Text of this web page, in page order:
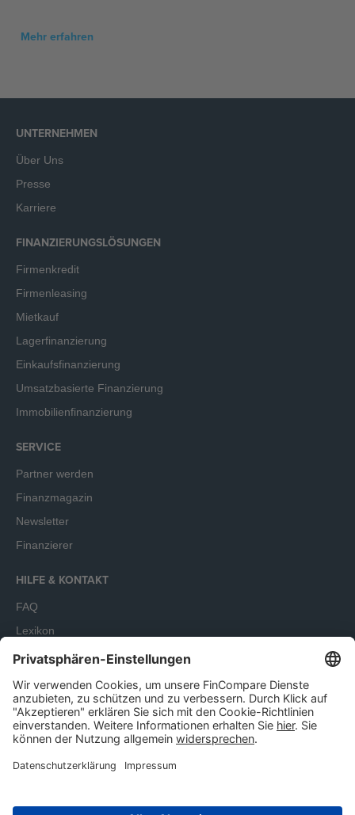
Mehr erfahren
UNTERNEHMEN
Über Uns
Presse
Karriere
FINANZIERUNGSLÖSUNGEN
Firmenkredit
Firmenleasing
Mietkauf
Lagerfinanzierung
Einkaufsfinanzierung
Umsatzbasierte Finanzierung
Immobilienfinanzierung
SERVICE
Partner werden
Finanzmagazin
Newsletter
Finanzierer
HILFE & KONTAKT
FAQ
Lexikon
Terminbuchung